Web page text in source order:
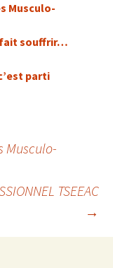
Musculo-
fait souffrir…
c’est parti
Musculo-
TSEEAC
→